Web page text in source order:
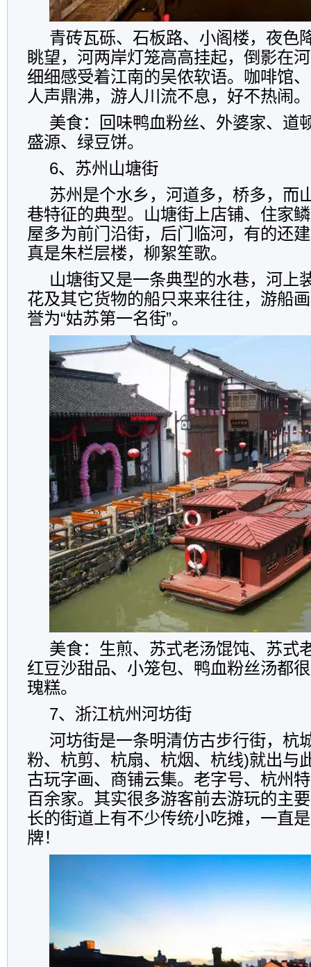
青砖瓦砾、石板路、小阁楼，夜色
眺望，河两岸灯笼高高挂起，倒影在
细细感受着江南的吴侬软语。咖啡馆
人声鼎沸，游人川流不息，好不热闹。
美食：回味鸭血粉丝、外婆家、道
盛源、绿豆饼。
6、苏州山塘街
苏州是个水乡，河道多，桥多，而
巷特征的典型。山塘街上店铺、住家
屋多为前门沿街，后门临河，有的还
真是朱栏层楼，柳絮笙歌。
山塘街又是一条典型的水巷，河上
花及其它货物的船只来来往往，游船
誉为“姑苏第一名街”。
美食：生煎、苏式老汤馄饨、苏式
红豆沙甜品、小笼包、鸭血粉丝汤都
瑰糕。
7、浙江杭州河坊街
河坊街是一条明清仿古步行街，杭
粉、杭剪、杭扇、杭烟、杭线)就出与
古玩字画、商铺云集。老字号、杭州
百余家。其实很多游客前去游玩的主
长的街道上有不少传统小吃摊，一直
牌！